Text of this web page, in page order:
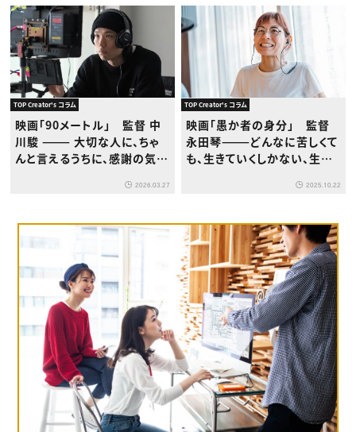
TOP Creator's コラム
映画「90メートル」 監督 中
川駿 ——— 大切な人に、ちゃ
んと言えるうちに、感謝の気持
2026.03.27
TOP Creator's コラム
映画「愚か者の身分」 監督
永田琴———どんなに苦しくて
も、生きていくしかない、生き
2025.10.22